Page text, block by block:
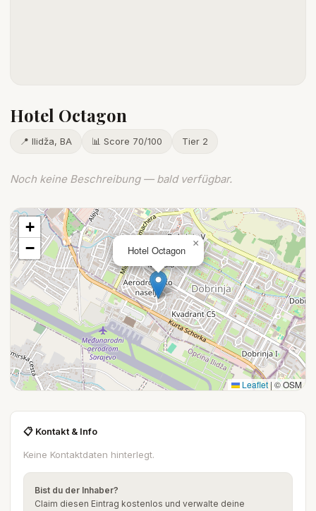
Hotel Octagon
📍 Ilidža, BA 📊 Score 70/100 Tier 2
Noch keine Beschreibung — bald verfügbar.
Hotel Octagon
×
+
−
Leaflet| © OSM
📋 Kontakt & Info
Keine Kontaktdaten hinterlegt.
Bist du der Inhaber?
Claim diesen Eintrag kostenlos und verwalte deine